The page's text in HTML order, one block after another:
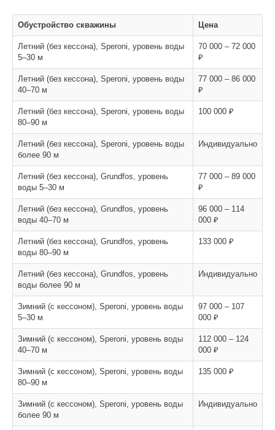
Обустройство скважины Цена
Летний (без кессона), Speroni, уровень воды
5–30 м
70 000 – 72 000
₽
Летний (без кессона), Speroni, уровень воды
40–70 м
77 000 – 86 000
₽
Летний (без кессона), Speroni, уровень воды
80–90 м
100 000 ₽
Летний (без кессона), Speroni, уровень воды
более 90 м
Индивидуально
Летний (без кессона), Grundfos, уровень
воды 5–30 м
77 000 – 89 000
₽
Летний (без кессона), Grundfos, уровень
воды 40–70 м
96 000 – 114
000 ₽
Летний (без кессона), Grundfos, уровень
воды 80–90 м
133 000 ₽
Летний (без кессона), Grundfos, уровень
воды более 90 м
Индивидуально
Зимний (с кессоном), Speroni, уровень воды
5–30 м
97 000 – 107
000 ₽
Зимний (с кессоном), Speroni, уровень воды
40–70 м
112 000 – 124
000 ₽
Зимний (с кессоном), Speroni, уровень воды
80–90 м
135 000 ₽
Зимний (с кессоном), Speroni, уровень воды
более 90 м
Индивидуально